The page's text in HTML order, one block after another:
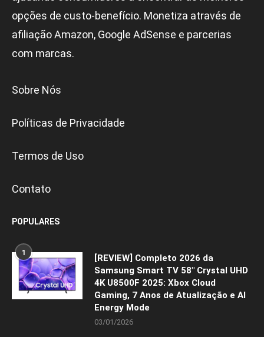
opções de custo-benefício. Monetiza através de
afiliação Amazon, Google AdSense e parcerias
com marcas.
Sobre Nós
Políticas de Privacidade
Termos de Uso
Contato
POPULARES
1
[REVIEW] Completo 2026 da
Samsung Smart TV 58″ Crystal UHD
4K U8500F 2025: Xbox Cloud
Gaming, 7 Anos de Atualização e AI
Energy Mode
03/01/2026